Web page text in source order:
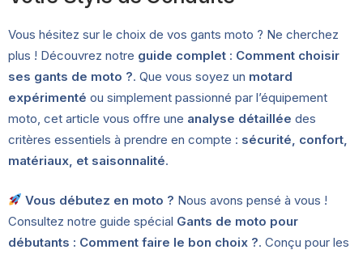
Vous hésitez sur le choix de vos gants moto ? Ne cherchez
plus ! Découvrez notre guide complet : Comment choisir
ses gants de moto ?. Que vous soyez un motard
expérimenté ou simplement passionné par l’équipement
moto, cet article vous offre une analyse détaillée des
critères essentiels à prendre en compte : sécurité, confort,
matériaux, et saisonnalité.
Vous débutez en moto ? Nous avons pensé à vous !
Consultez notre guide spécial Gants de moto pour
débutants : Comment faire le bon choix ?. Conçu pour les